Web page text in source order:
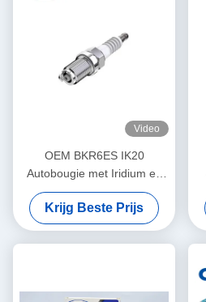
Video
OEM BKR6ES IK20
Autobougie met Iridium en
Platinaelektrode
Krijg Beste Prijs